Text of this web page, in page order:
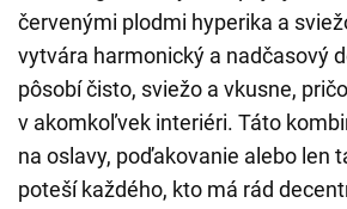
červenými plodmi hyperika a
vytvára harmonický a nadčasový
pôsobí čisto, sviežo a vkusne,
v akomkoľvek interiéri. Táto
na oslavy, poďakovanie alebo len
poteší každého, kto má rád